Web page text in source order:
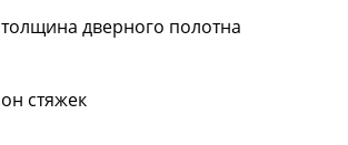
дверного полотна
стяжек